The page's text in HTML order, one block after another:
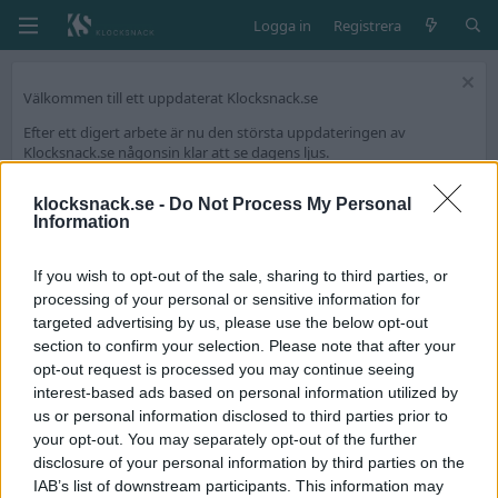
klocksnack.se - Do Not Process My Personal
Information
If you wish to opt-out of the sale, sharing to third parties, or
processing of your personal or sensitive information for
targeted advertising by us, please use the below opt-out
section to confirm your selection. Please note that after your
opt-out request is processed you may continue seeing
interest-based ads based on personal information utilized by
us or personal information disclosed to third parties prior to
your opt-out. You may separately opt-out of the further
disclosure of your personal information by third parties on the
IAB’s list of downstream participants. This information may
Logga in Registrera
Välkommen till ett uppdaterat Klocksnack.se
Efter ett digert arbete är nu den största uppdateringen av
Klocksnack.se någonsin klar att se dagens ljus.
allt fyllt med nya funktioner.
Vi har skapat en tråd på diskussionsdelen för feedback och tekniska
Tack för att ni är med och skapar Skandinaviens bästa klockforum!
/Hook & Leben
Taggar
6723
Avslutad Rolex Ladies 6723
Ett litet impulsköp på pantbanken som inte blev till belåtenhet
hemma. För liten. Så nu hamnar den här. Märkligt nog fanns den